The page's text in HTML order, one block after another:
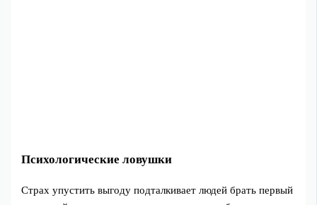
Психологические ловушки
Страх упустить выгоду подталкивает людей брать первый